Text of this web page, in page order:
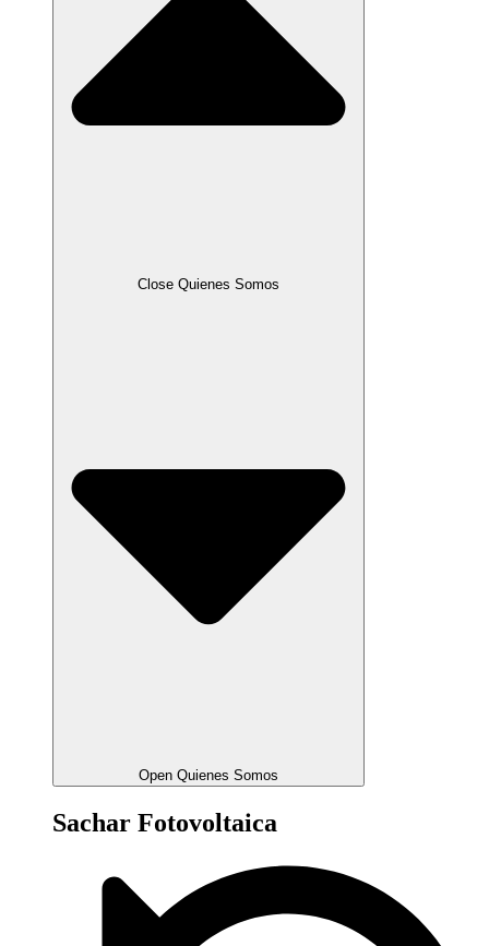
Close Quienes Somos
Open Quienes Somos
Sachar Fotovoltaica